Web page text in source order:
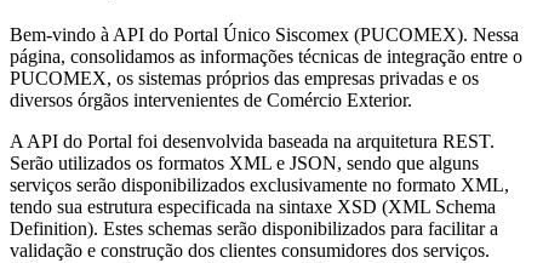
Bem-vindo à API do Portal Único Siscomex (PUCOMEX). Nessa
página, consolidamos as informações técnicas de integração entre o
PUCOMEX, os sistemas próprios das empresas privadas e os
diversos órgãos intervenientes de Comércio Exterior.
A API do Portal foi desenvolvida baseada na arquitetura REST.
Serão utilizados os formatos XML e JSON, sendo que alguns
serviços serão disponibilizados exclusivamente no formato XML,
tendo sua estrutura especificada na sintaxe XSD (XML Schema
Definition). Estes schemas serão disponibilizados para facilitar a
validação e construção dos clientes consumidores dos serviços.